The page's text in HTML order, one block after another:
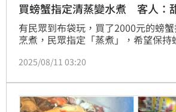
買螃蟹指定清蒸變水煮 客人：
有民眾到布袋玩，買了2000元的螃
烹煮，民眾指定「蒸煮」，希望保持
者解釋，消費者拿了10隻螃蟹，數量
消費者道歉。其他餐廳業者表示，水
失，通常會拌其他食材讓螃蟹有味道
2025/08/11 03:20